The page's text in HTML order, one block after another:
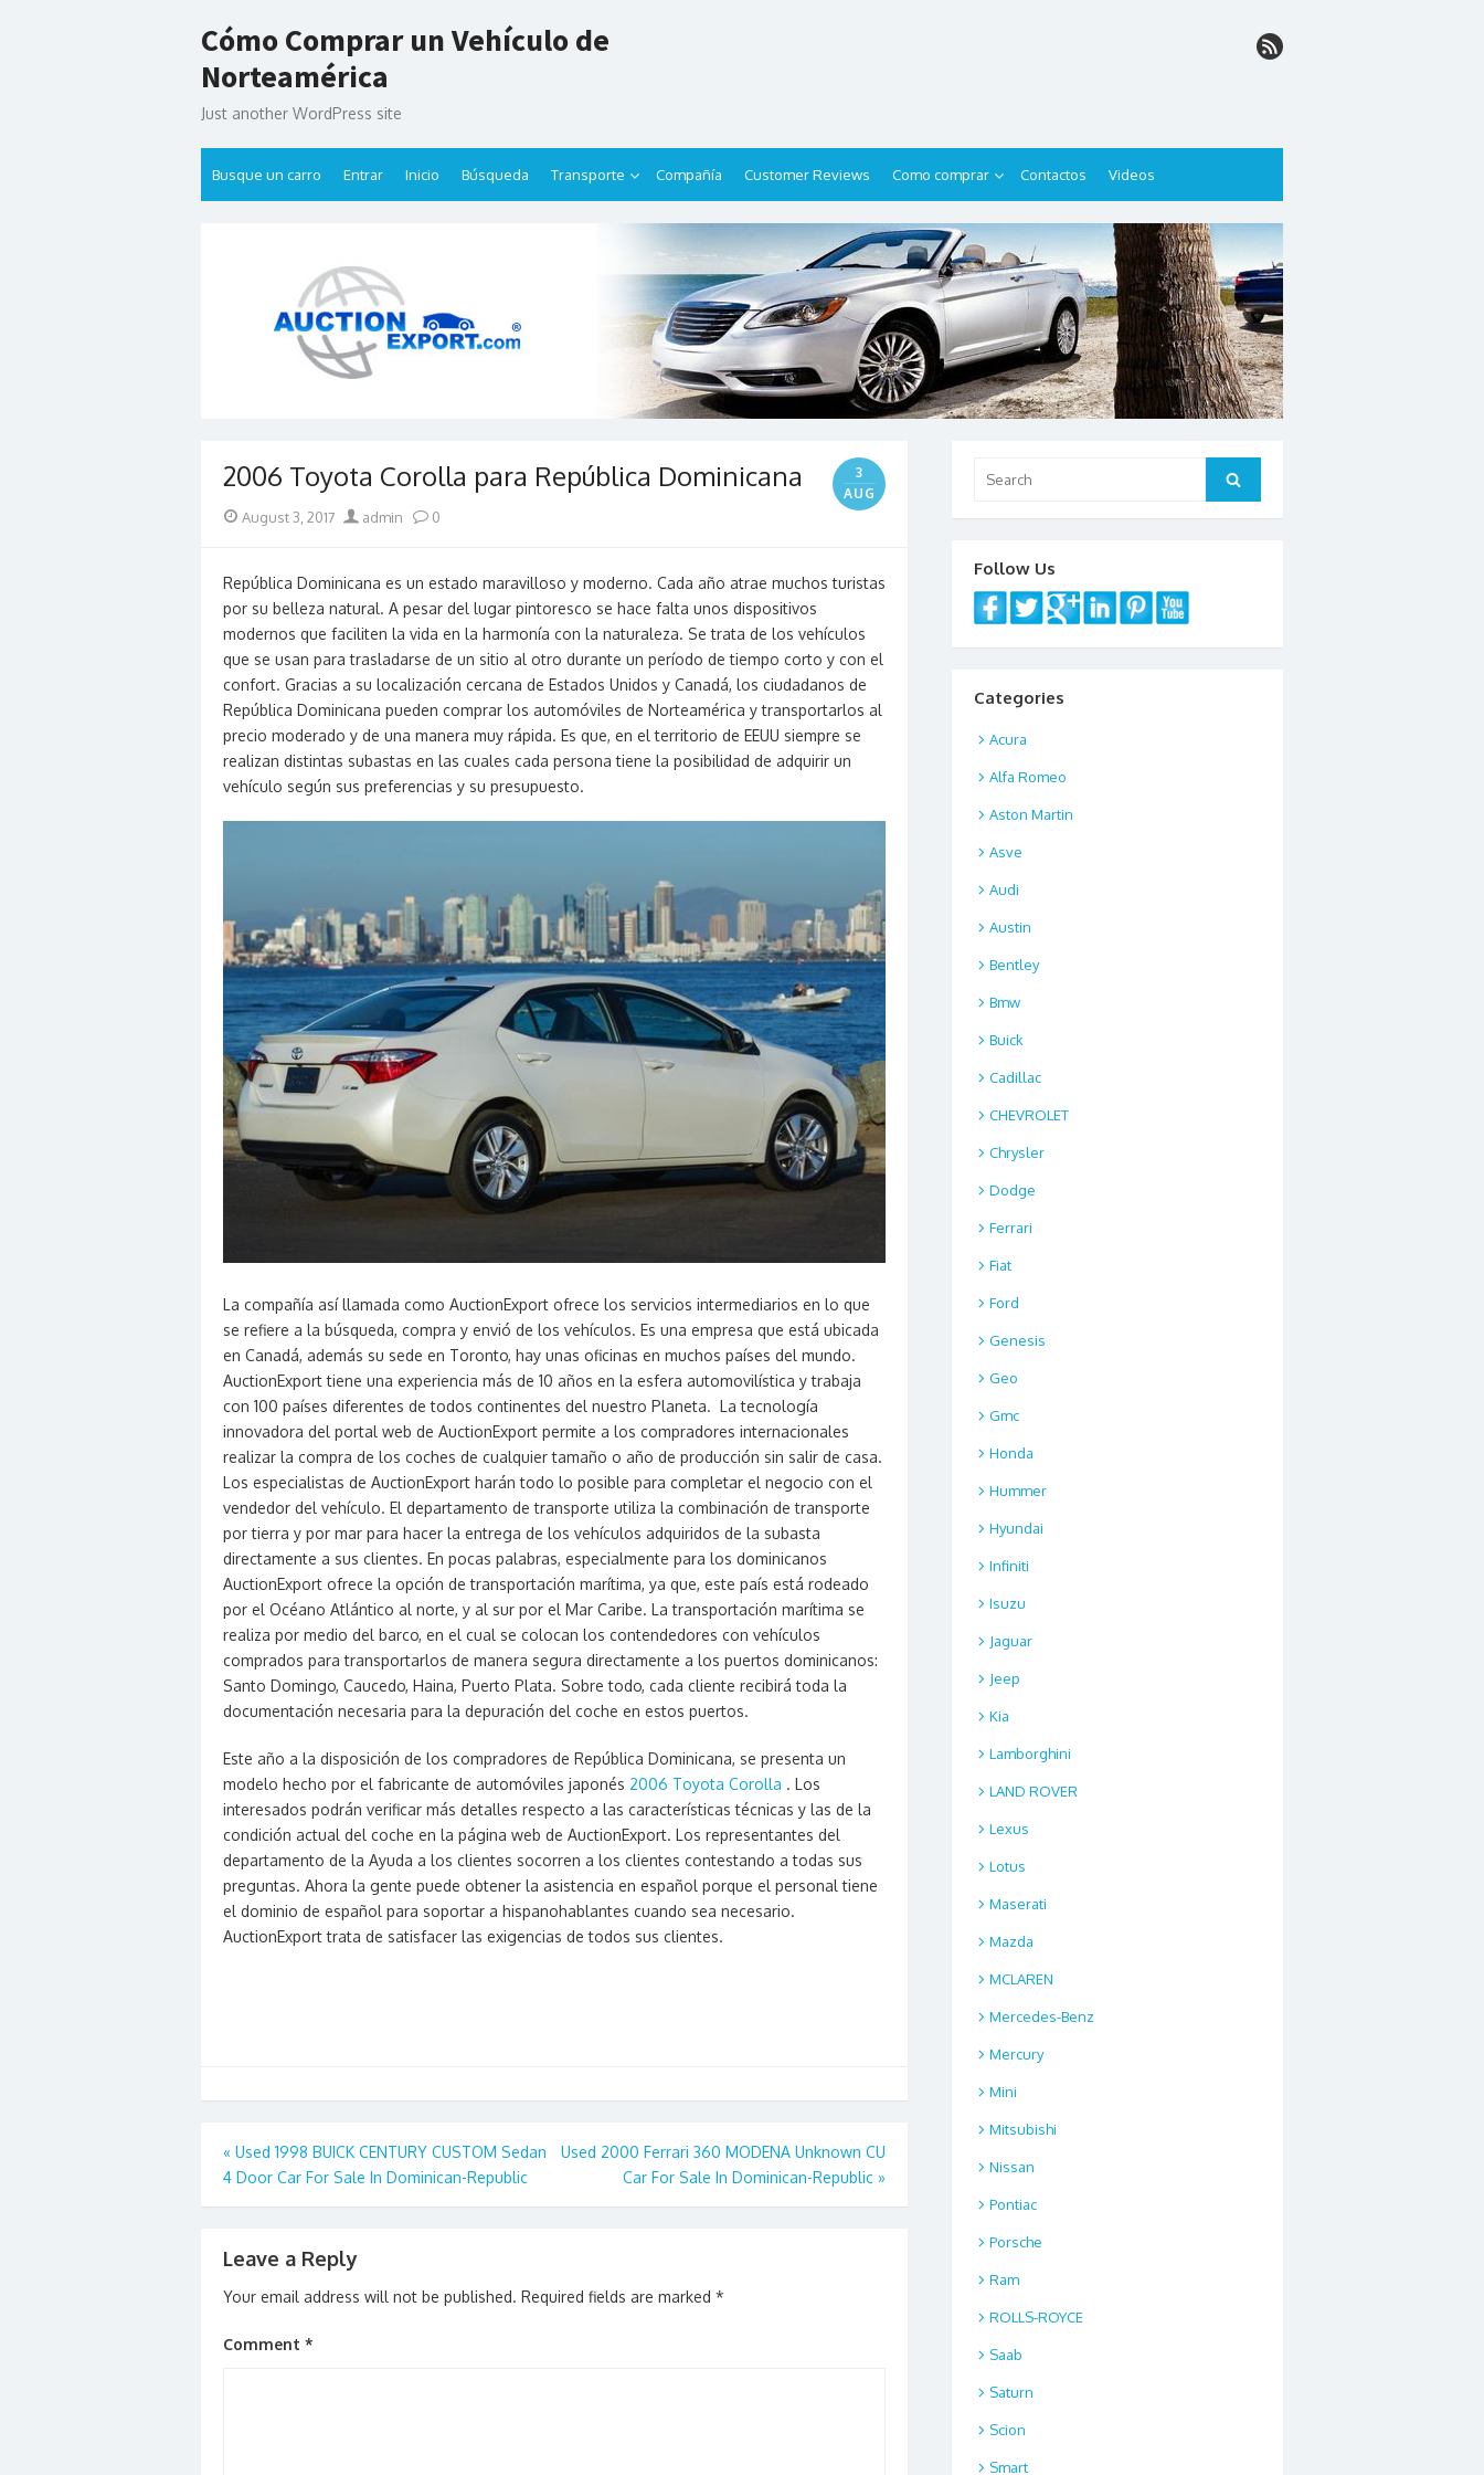
to
Cómo Comprar un Vehículo de
Norteamérica
Just another WordPress site
Busque un carro Entrar Inicio Búsqueda Transporte Compañía Customer Reviews Como comprar Contactos Videos
2006 Toyota Corolla para República Dominicana
3
AUG
Posted
August 3, 2017 Author
admin 0
República Dominicana es un estado maravilloso y moderno. Cada año atrae muchos turistas
por su belleza natural. A pesar del lugar pintoresco se hace falta unos dispositivos
modernos que faciliten la vida en la harmonía con la naturaleza. Se trata de los vehículos
que se usan para trasladarse de un sitio al otro durante un período de tiempo corto y con el
confort. Gracias a su localización cercana de Estados Unidos y Canadá, los ciudadanos de
República Dominicana pueden comprar los automóviles de Norteamérica y transportarlos al
precio moderado y de una manera muy rápida. Es que, en el territorio de EEUU siempre se
realizan distintas subastas en las cuales cada persona tiene la posibilidad de adquirir un
vehículo según sus preferencias y su presupuesto.
La compañía así llamada como AuctionExport ofrece los servicios intermediarios en lo que
se refiere a la búsqueda, compra y envió de los vehículos. Es una empresa que está ubicada
en Canadá, además su sede en Toronto, hay unas oficinas en muchos países del mundo.
AuctionExport tiene una experiencia más de 10 años en la esfera automovilística y trabaja
con 100 países diferentes de todos continentes del nuestro Planeta. La tecnología
innovadora del portal web de AuctionExport permite a los compradores internacionales
realizar la compra de los coches de cualquier tamaño o año de producción sin salir de casa.
Los especialistas de AuctionExport harán todo lo posible para completar el negocio con el
vendedor del vehículo. El departamento de transporte utiliza la combinación de transporte
por tierra y por mar para hacer la entrega de los vehículos adquiridos de la subasta
directamente a sus clientes. En pocas palabras, especialmente para los dominicanos
AuctionExport ofrece la opción de transportación marítima, ya que, este país está rodeado
por el Océano Atlántico al norte, y al sur por el Mar Caribe. La transportación marítima se
realiza por medio del barco, en el cual se colocan los contendedores con vehículos
comprados para transportarlos de manera segura directamente a los puertos dominicanos:
Santo Domingo, Caucedo, Haina, Puerto Plata. Sobre todo, cada cliente recibirá toda la
documentación necesaria para la depuración del coche en estos puertos.
Este año a la disposición de los compradores de República Dominicana, se presenta un
modelo hecho por el fabricante de automóviles japonés 2006 Toyota Corolla . Los
interesados podrán verificar más detalles respecto a las características técnicas y las de la
condición actual del coche en la página web de AuctionExport. Los representantes del
departamento de la Ayuda a los clientes socorren a los clientes contestando a todas sus
preguntas. Ahora la gente puede obtener la asistencia en español porque el personal tiene
el dominio de español para soportar a hispanohablantes cuando sea necesario.
AuctionExport trata de satisfacer las exigencias de todos sus clientes.
Post
navigation
« Used 1998 BUICK CENTURY CUSTOM Sedan
4 Door Car For Sale In Dominican-Republic
Used 2000 Ferrari 360 MODENA Unknown CU
Car For Sale In Dominican-Republic »
Leave a Reply
Your email address will not be published. Required fields are marked *
Comment *
for:
Search
Follow Us
Categories
Acura
Alfa Romeo
Aston Martin
Asve
Audi
Austin
Bentley
Bmw
Buick
Cadillac
CHEVROLET
Chrysler
Dodge
Ferrari
Fiat
Ford
Genesis
Geo
Gmc
Honda
Hummer
Hyundai
Infiniti
Isuzu
Jaguar
Jeep
Kia
Lamborghini
LAND ROVER
Lexus
Lotus
Maserati
Mazda
MCLAREN
Mercedes-Benz
Mercury
Mini
Mitsubishi
Nissan
Pontiac
Porsche
Ram
ROLLS-ROYCE
Saab
Saturn
Scion
Smart